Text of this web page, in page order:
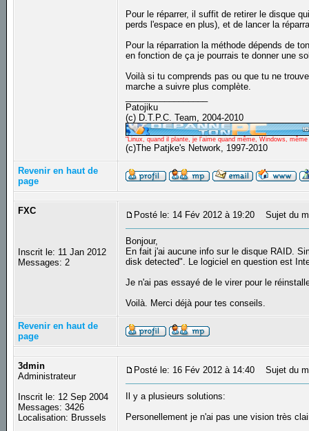
Pour le réparrer, il suffit de retirer le disque
perds l'espace en plus), et de lancer la
Pour la réparration la méthode dépends de
en fonction de ça je pourrais te donner une
Voilà si tu comprends pas ou que tu ne
marche a suivre plus complète.
Patojiku
(c) D.T.P.C. Team, 2004-2010
"Linux, quand il plante, je l'aime quand même, Windows,
(c)The Patjke's Network, 1997-2010
Revenir en haut de
page
FXC
Inscrit le: 11 Jan 2012
Messages: 2
Posté le: 14 Fév 2012 à 19:20 Sujet du
Bonjour,
En fait j'ai aucune info sur le disque RAID.
disk detected". Le logiciel en question est
Je n'ai pas essayé de le virer pour le
Voilà. Merci déjà pour tes conseils.
Revenir en haut de
page
3dmin
Administrateur
Inscrit le: 12 Sep 2004
Messages: 3426
Localisation: Brussels
Posté le: 16 Fév 2012 à 14:40 Sujet du
Il y a plusieurs solutions:
Personellement je n'ai pas une vision très